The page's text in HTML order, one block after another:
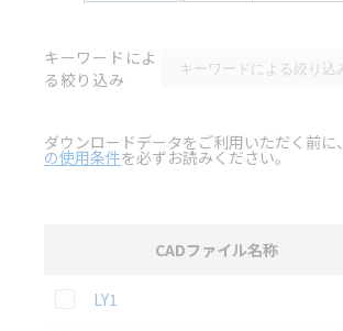
キーワードによ
る絞り込み
ダウンロードデータをご利用いただく前に、
の使用条件を必ずお読みください。
CADファイル名称
この資料を選択
LY1